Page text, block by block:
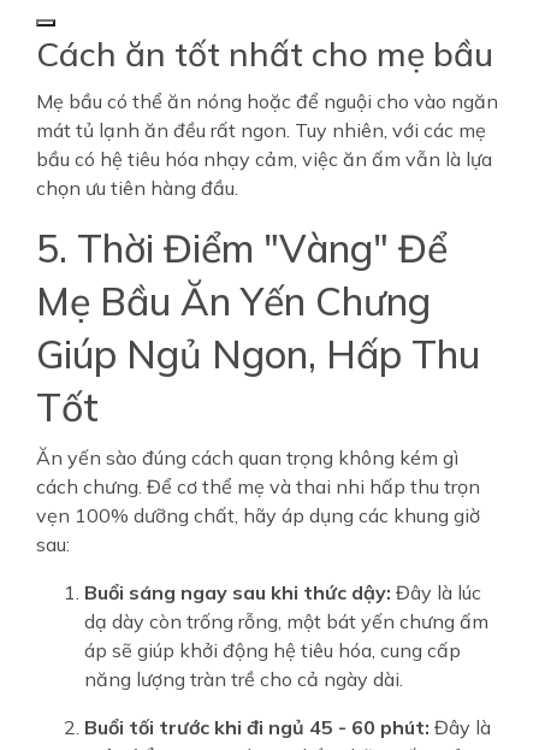
Cách ăn tốt nhất cho mẹ bầu
Mẹ bầu có thể ăn nóng hoặc để nguội cho vào ngăn
mát tủ lạnh ăn đều rất ngon. Tuy nhiên, với các mẹ
bầu có hệ tiêu hóa nhạy cảm, việc ăn ấm vẫn là lựa
chọn ưu tiên hàng đầu.
5. Thời Điểm "Vàng" Để
Mẹ Bầu Ăn Yến Chưng
Giúp Ngủ Ngon, Hấp Thu
Tốt
Ăn yến sào đúng cách quan trọng không kém gì
cách chưng. Để cơ thể mẹ và thai nhi hấp thu trọn
vẹn 100% dưỡng chất, hãy áp dụng các khung giờ
sau:
Buổi sáng ngay sau khi thức dậy: Đây là lúc
dạ dày còn trống rỗng, một bát yến chưng ấm
áp sẽ giúp khởi động hệ tiêu hóa, cung cấp
năng lượng tràn trề cho cả ngày dài.
Buổi tối trước khi đi ngủ 45 - 60 phút: Đây là